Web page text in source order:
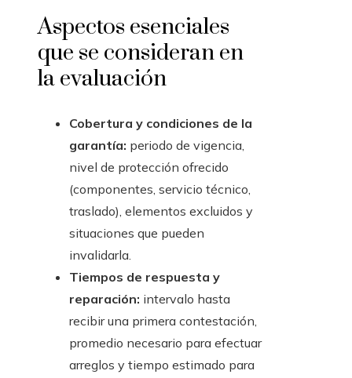
Aspectos esenciales
que se consideran en
la evaluación
Cobertura y condiciones de la
garantía: periodo de vigencia,
nivel de protección ofrecido
(componentes, servicio técnico,
traslado), elementos excluidos y
situaciones que pueden
invalidarla.
Tiempos de respuesta y
reparación: intervalo hasta
recibir una primera contestación,
promedio necesario para efectuar
arreglos y tiempo estimado para